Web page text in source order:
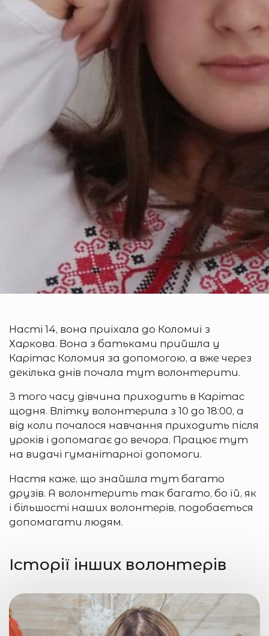
Насті 14, вона приїхала до Коломиї з
Харкова. Вона з батьками прийшла у
Карітас Коломия за допомогою, а вже через
декілька днів почала тут волонтерити.
З того часу дівчина приходить в Карітас
щодня. Влітку волонтерила з 10 до 18:00, а
від коли почалося навчання приходить після
уроків і допомагає до вечора. Працює тут
на видачі гуманітарної допомоги.
Настя каже, що знайшла тут багато
друзів. А волонтерить так багато, бо їй, як
і більшості наших волонтерів, подобається
допомагати людям.
Історії інших волонтерів